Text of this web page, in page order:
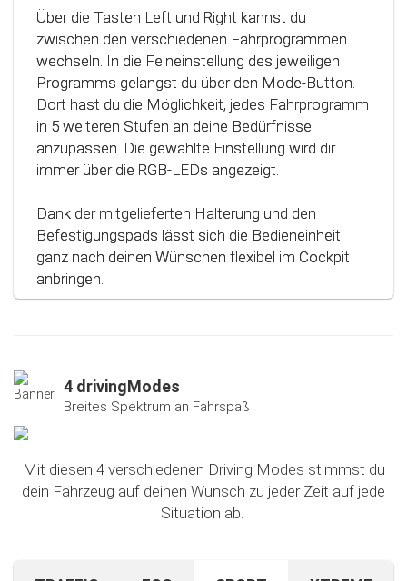
Über die Tasten Left und Right kannst du
zwischen den verschiedenen Fahrprogrammen
wechseln. In die Feineinstellung des jeweiligen
Programms gelangst du über den Mode-Button.
Dort hast du die Möglichkeit, jedes Fahrprogramm
in 5 weiteren Stufen an deine Bedürfnisse
anzupassen. Die gewählte Einstellung wird dir
immer über die RGB-LEDs angezeigt.
Dank der mitgelieferten Halterung und den
Befestigungspads lässt sich die Bedieneinheit
ganz nach deinen Wünschen flexibel im Cockpit
anbringen.
Technologie werden alle Potenziale deines
Fahrzeuges erkannt und können optimal genutzt
werden.
4 drivingModes
Breites Spektrum an Fahrspaß
Mit diesen 4 verschiedenen Driving Modes stimmst du
dein Fahrzeug auf deinen Wunsch zu jeder Zeit auf jede
Situation ab.